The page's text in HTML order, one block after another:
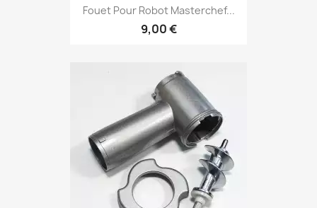
Fouet Pour Robot Masterchef...
9,00 €